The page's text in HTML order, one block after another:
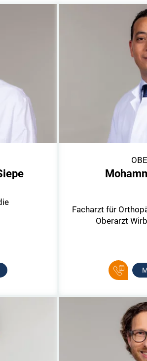
Facharzt für
Oberarzt